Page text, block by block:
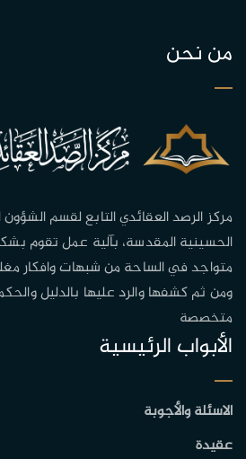
من نحن
مركز الرصد العقائدي التابع لقسم
الحسينية المقدسة، بآلية عمل تقوم
متواجد في الساحة من شبهات وافكار
ومن ثم كشفها والرد عليها بالدليل
متخصصة
الأبواب الرئيسية
الاسئلة والأجوبة
عقيدة